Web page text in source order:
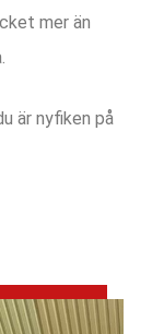
mer än
är nyfiken på